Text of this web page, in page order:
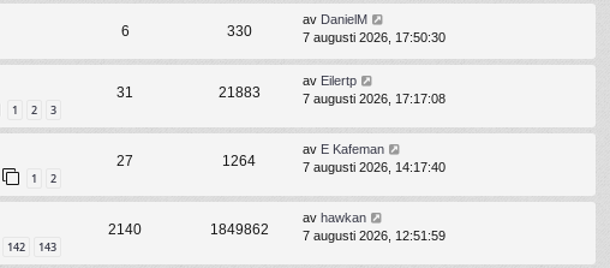
6 330
av DanielM
7 augusti 2026, 17:50:30
1 2 3
31 21883
av Eilertp
7 augusti 2026, 17:17:08
1 2
27 1264
av E Kafeman
7 augusti 2026, 14:17:40
142 143
2140 1849862
av hawkan
7 augusti 2026, 12:51:59